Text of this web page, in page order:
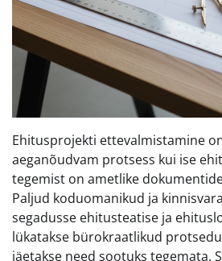
Ehitusprojekti ettevalmistamine
aeganõudvam protsess kui ise
tegemist on ametlike
Paljud koduomanikud ja
segadusse ehitusteatise ja
lükatakse bürokraatlikud
jäetakse need sootuks tegemata.